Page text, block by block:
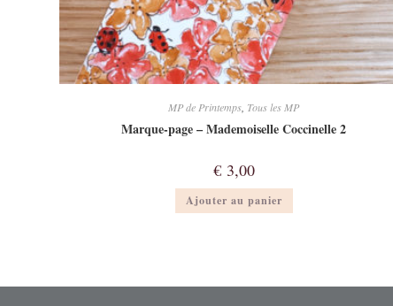
MP de Printemps, Tous les MP
Marque-page – Mademoiselle Coccinelle 2
€3,00
Ajouter au panier